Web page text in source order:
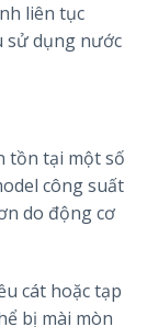
liên tục
sử dụng nước
tồn tại một số
công suất
do động cơ
cát hoặc tạp
bị mài mòn